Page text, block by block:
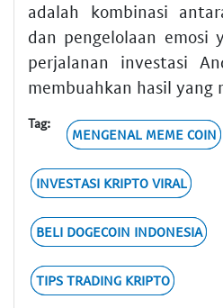
adalah kombinasi
dan pengelolaan emosi
perjalanan investasi
membuahkan hasil yang
Tag:
MENGENAL MEME COIN
INVESTASI KRIPTO VIRAL
BELI DOGECOIN INDONESIA
TIPS TRADING KRIPTO